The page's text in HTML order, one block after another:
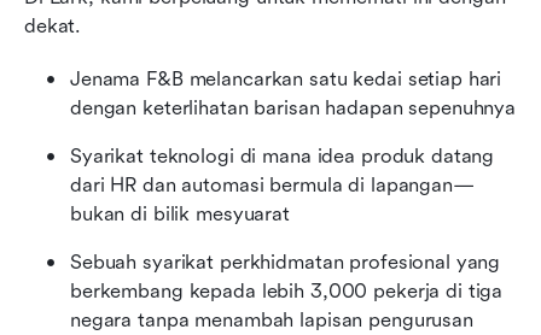
dekat.
Jenama F&B melancarkan satu kedai setiap hari
dengan keterlihatan barisan hadapan sepenuhnya
Syarikat teknologi di mana idea produk datang
dari HR dan automasi bermula di lapangan—
bukan di bilik mesyuarat
Sebuah syarikat perkhidmatan profesional yang
berkembang kepada lebih 3,000 pekerja di tiga
negara tanpa menambah lapisan pengurusan